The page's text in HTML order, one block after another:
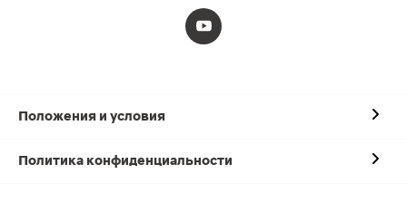
Положения и условия
Политика конфиденциальности